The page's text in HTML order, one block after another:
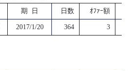
期 日 日数 ｵﾌｧｰ額
2017/1/20 364 3